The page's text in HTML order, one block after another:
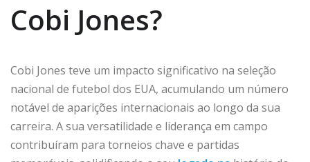
Cobi Jones?
Cobi Jones teve um impacto significativo na seleção
nacional de futebol dos EUA, acumulando um número
notável de aparições internacionais ao longo da sua
carreira. A sua versatilidade e liderança em campo
contribuíram para torneios chave e partidas